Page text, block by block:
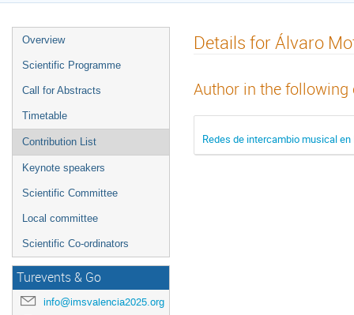
Overview
Scientific Programme
Call for Abstracts
Timetable
Contribution List
Keynote speakers
Scientific Committee
Local committee
Scientific Co-ordinators
Turevents & Go
info@imsvalencia2025.org
Details for Álvaro
Author in the
Redes de intercambio musical